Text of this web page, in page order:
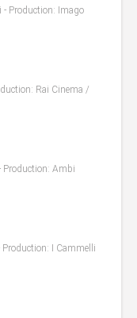
- Production: Imago
Rai Cinema /
Production: Ambi
Production: I Cammelli